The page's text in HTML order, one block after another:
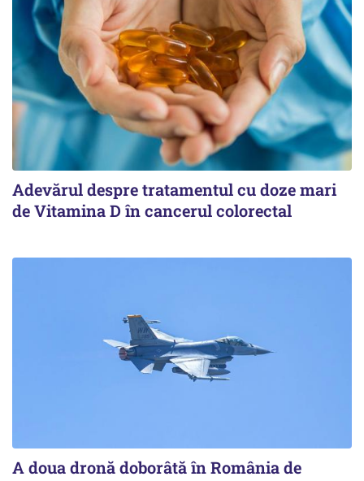
Adevărul despre tratamentul cu doze mari
de Vitamina D în cancerul colorectal
A doua dronă doborâtă în România de